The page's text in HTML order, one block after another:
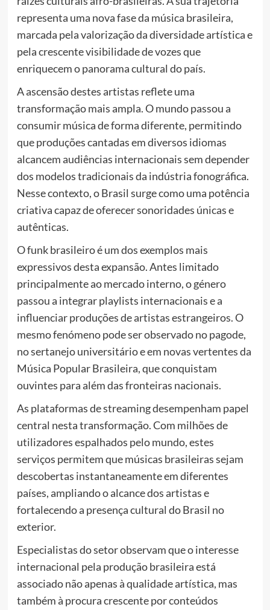
representa uma nova fase da música brasileira,
marcada pela valorização da diversidade artística e
pela crescente visibilidade de vozes que
enriquecem o panorama cultural do país.
A ascensão destes artistas reflete uma
transformação mais ampla. O mundo passou a
consumir música de forma diferente, permitindo
que produções cantadas em diversos idiomas
alcancem audiências internacionais sem depender
dos modelos tradicionais da indústria fonográfica.
Nesse contexto, o Brasil surge como uma potência
criativa capaz de oferecer sonoridades únicas e
autênticas.
O funk brasileiro é um dos exemplos mais
expressivos desta expansão. Antes limitado
principalmente ao mercado interno, o género
passou a integrar playlists internacionais e a
influenciar produções de artistas estrangeiros. O
mesmo fenómeno pode ser observado no pagode,
no sertanejo universitário e em novas vertentes da
Música Popular Brasileira, que conquistam
ouvintes para além das fronteiras nacionais.
As plataformas de streaming desempenham papel
central nesta transformação. Com milhões de
utilizadores espalhados pelo mundo, estes
serviços permitem que músicas brasileiras sejam
descobertas instantaneamente em diferentes
países, ampliando o alcance dos artistas e
fortalecendo a presença cultural do Brasil no
exterior.
Especialistas do setor observam que o interesse
internacional pela produção brasileira está
associado não apenas à qualidade artística, mas
também à procura crescente por conteúdos